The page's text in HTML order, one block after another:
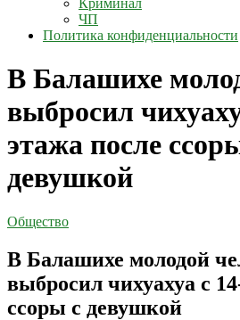
Криминал
ЧП
Политика конфиденциальности
В Балашихе
выбросил
этажа после
девушкой
Общество
В Балашихе молодой
выбросил чихуахуа с
ссоры с девушкой